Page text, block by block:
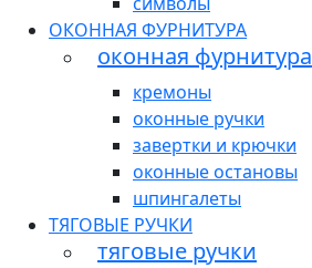
ОКОННАЯ ФУРНИТУРА
оконная фурнитура
кремоны
оконные ручки
завертки и крючки
оконные остановы
шпингалеты
ТЯГОВЫЕ РУЧКИ
тяговые ручки